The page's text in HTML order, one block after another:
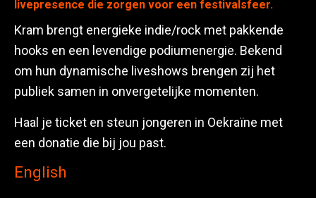
livepresence die zorgen voor een festivalsfeer.
Kram brengt energieke indie/rock met pakkende
hooks en een levendige podiumenergie. Bekend
om hun dynamische liveshows brengen zij het
publiek samen in onvergetelijke momenten.
Haal je ticket en steun jongeren in Oekraïne met
een donatie die bij jou past.
English